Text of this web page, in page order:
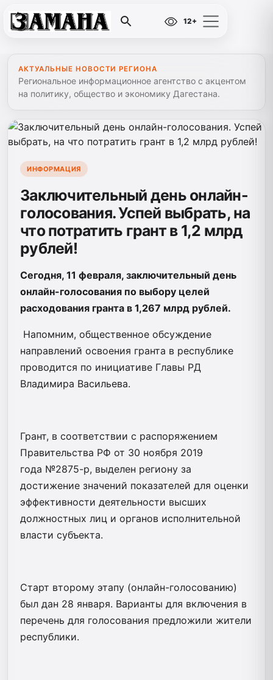
12+
АКТУАЛЬНЫЕ НОВОСТИ РЕГИОНА
Региональное информационное агентство с акцентом
на политику, общество и экономику Дагестана.
ИНФОРМАЦИЯ
Заключительный день онлайн-
голосования. Успей выбрать, на
что потратить грант в 1,2 млрд
рублей!
Сегодня, 11 февраля, заключительный день
онлайн-голосования по выбору целей
расходования гранта в 1,267 млрд рублей.
Напомним, общественное обсуждение
направлений освоения гранта в республике
проводится по инициативе Главы РД
Владимира Васильева.
Грант, в соответствии с распоряжением
Правительства РФ от 30 ноября 2019
года №2875-р, выделен региону за
достижение значений показателей для оценки
эффективности деятельности высших
должностных лиц и органов исполнительной
власти субъекта.
Старт второму этапу (онлайн-голосованию)
был дан 28 января. Варианты для включения в
перечень для голосования предложили жители
республики.